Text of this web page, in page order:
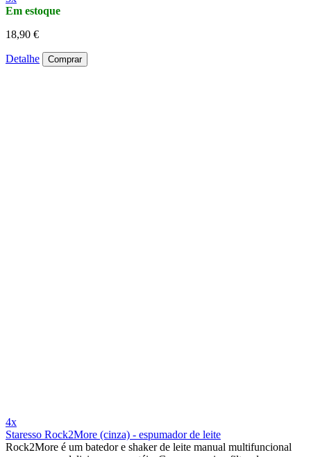
Em estoque
18,90 €
Detalhe Comprar
4x
Staresso Rock2More (cinza) - espumador de leite
Rock2More é um batedor e shaker de leite manual multifuncional